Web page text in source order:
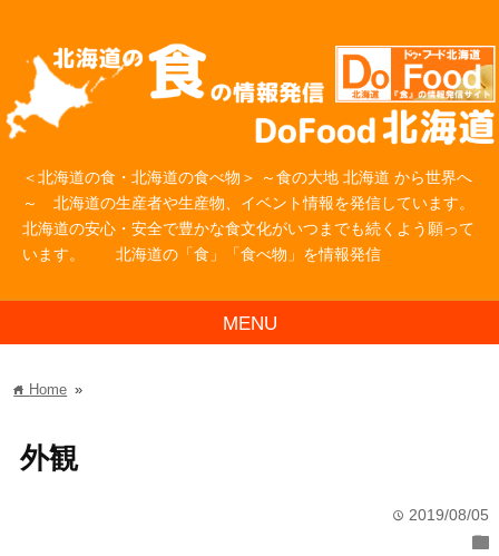
＜北海道の食・北海道の食べ物＞ ～食の大地 北海道 から世界へ
～ 北海道の生産者や生産物、イベント情報を発信しています。
北海道の安心・安全で豊かな食文化がいつまでも続くよう願って
います。 北海道の「食」「食べ物」を情報発信
MENU
home Home »
外観
time 2019/08/05
folder